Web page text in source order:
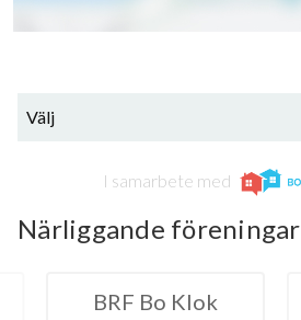
Välj
I samarbete med
Närliggande föreningar
HSB BRF